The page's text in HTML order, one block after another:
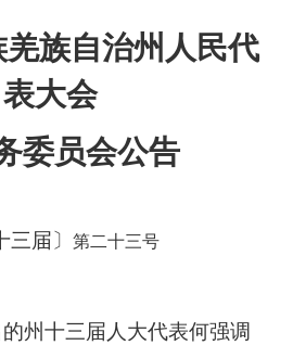
羌族自治州人民代
表大会
委员会公告
三届〕第二十三号
的州十三届人大代表何强调